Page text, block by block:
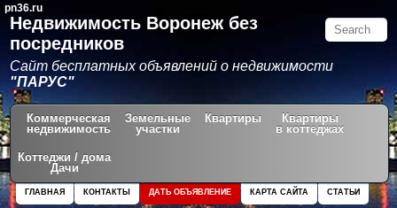
pn36.ru
Недвижимость Воронеж без
посредников
Сайт бесплатных объявлений о недвижимости
"ПАРУС"
Коммерческая
недвижимость
Земельные
участки
Квартиры
Квартиры
в коттеджах
Коттеджи / дома
Дачи
СТАТЬИ
КАРТА САЙТА
ДАТЬ ОБЪЯВЛЕНИЕ
КОНТАКТЫ
ГЛАВНАЯ